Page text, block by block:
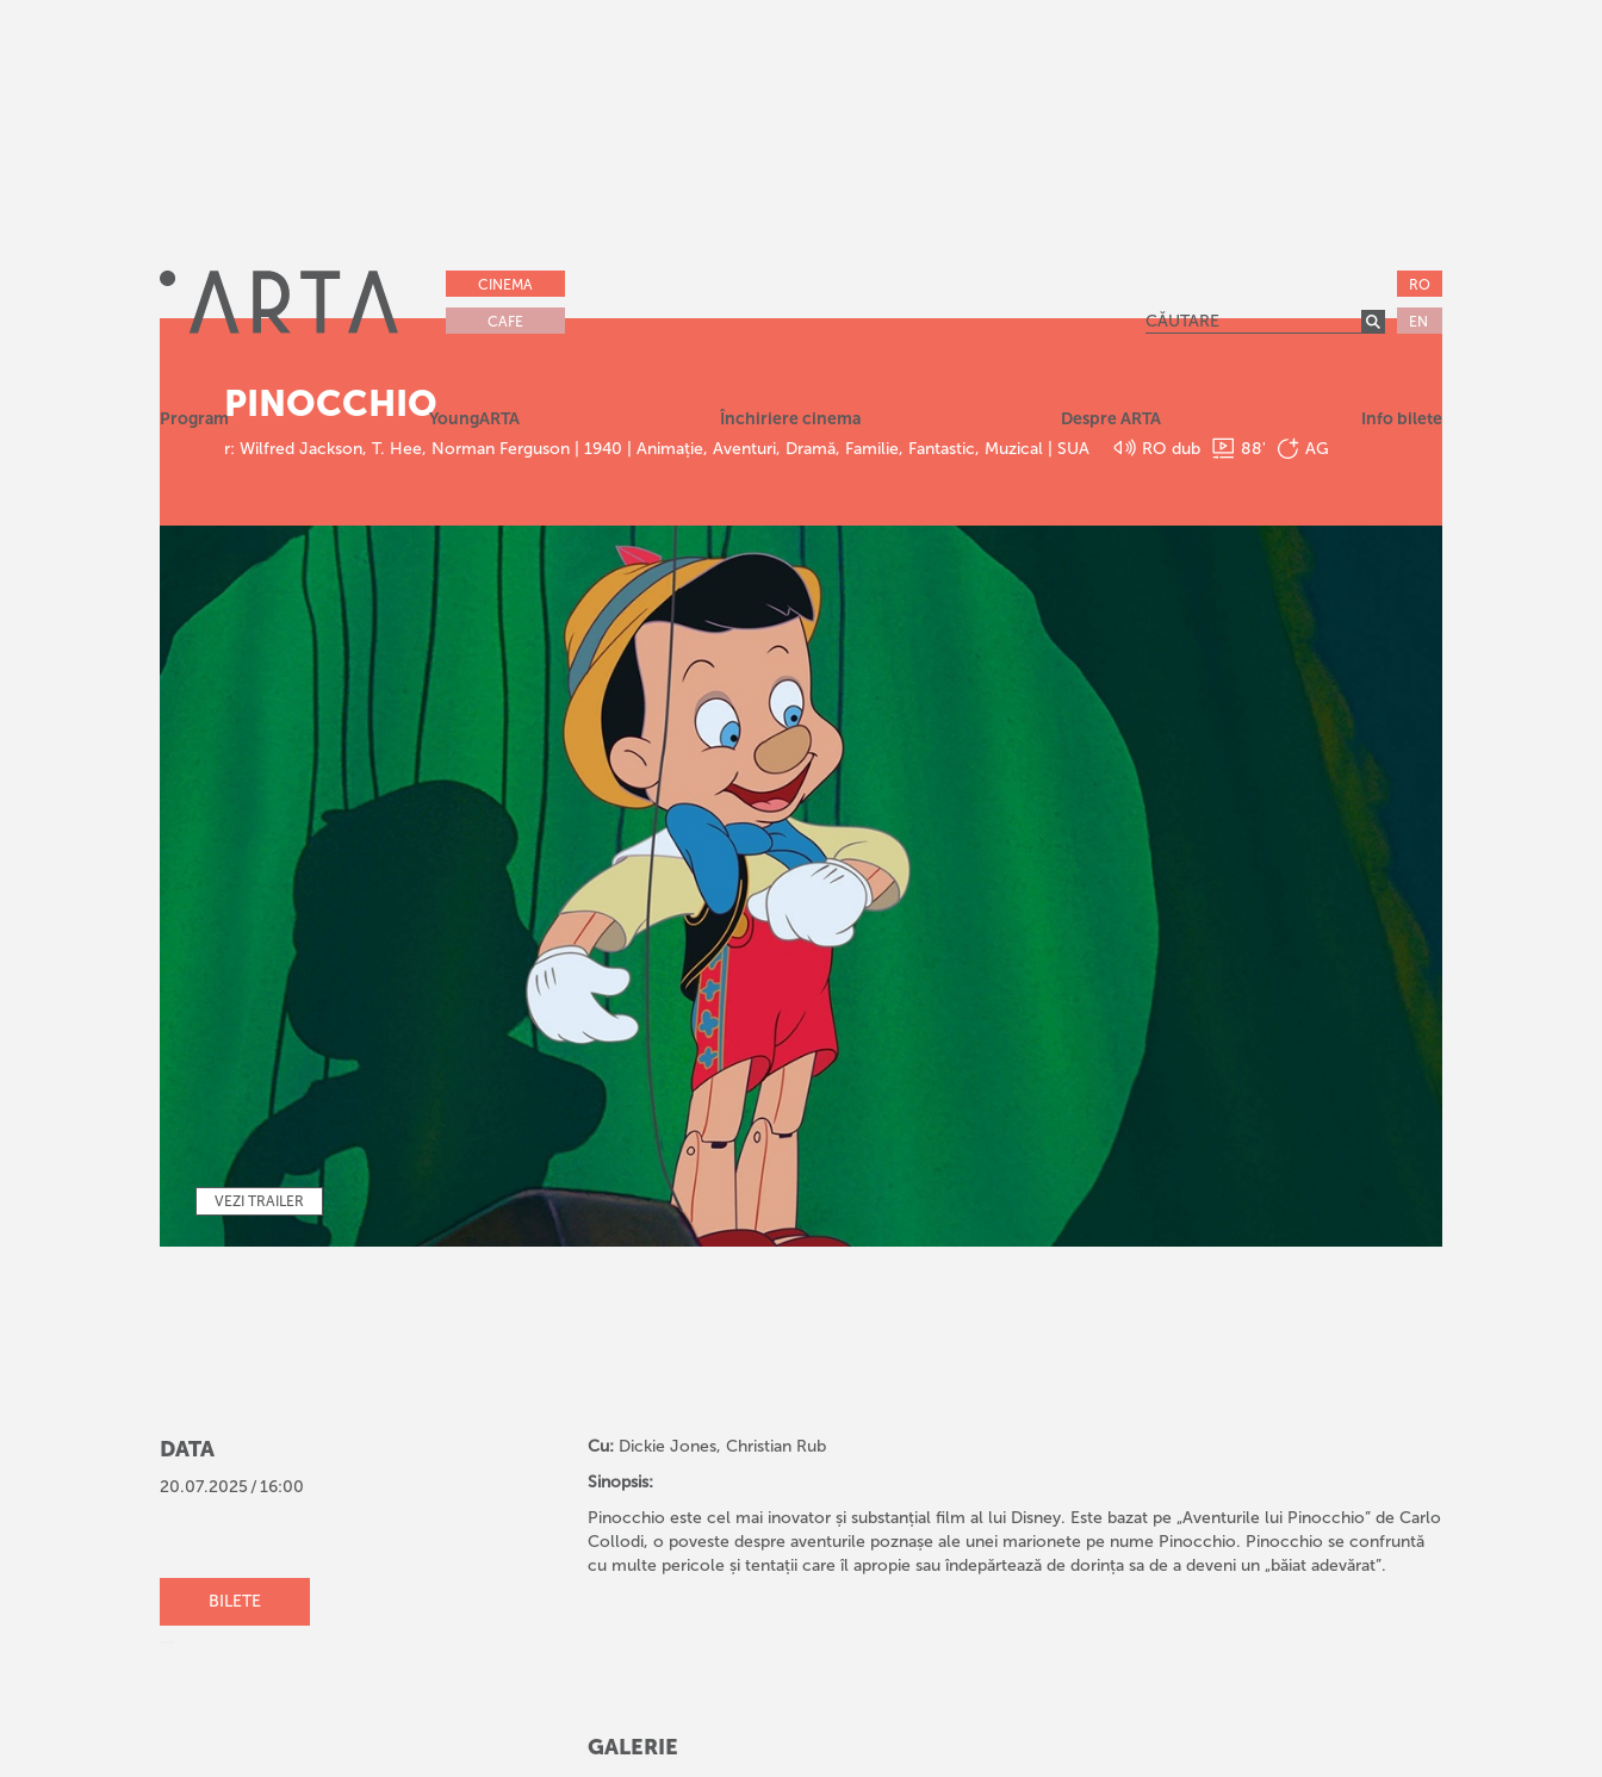
CINEMA
CAFE
RO
EN
Program YoungARTA Închiriere cinema Despre ARTA Info bilete
PINOCCHIO
r: Wilfred Jackson, T. Hee, Norman Ferguson | 1940 | Animație, Aventuri, Dramă, Familie, Fantastic, Muzical | SUA RO dub 88' AG
VEZI TRAILER
DATA
20.07.2025 /16:00
BILETE
Cu:Dickie Jones, Christian Rub
Sinopsis:
Pinocchio este cel mai inovator și substanțial film al lui Disney. Este bazat pe „Aventurile lui Pinocchio” de Carlo
Collodi, o poveste despre aventurile poznașe ale unei marionete pe nume Pinocchio. Pinocchio se confruntă
cu multe pericole și tentații care îl apropie sau îndepărtează de dorința sa de a deveni un „băiat adevărat”.
GALERIE